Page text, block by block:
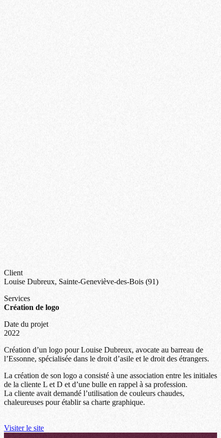
Client
Louise Dubreux, Sainte-Geneviève-des-Bois (91)
Services
Création de logo
Date du projet
2022
Création d’un logo pour Louise Dubreux, avocate au barreau de
l’Essonne, spécialisée dans le droit d’asile et le droit des étrangers.
La création de son logo a consisté à une association entre les initiales
de la cliente L et D et d’une bulle en rappel à sa profession.
La cliente avait demandé l’utilisation de couleurs chaudes,
chaleureuses pour établir sa charte graphique.
Visiter le site